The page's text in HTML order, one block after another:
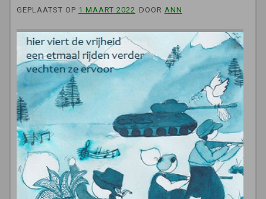
GEPLAATST OP 1 MAART 2022 DOOR ANN